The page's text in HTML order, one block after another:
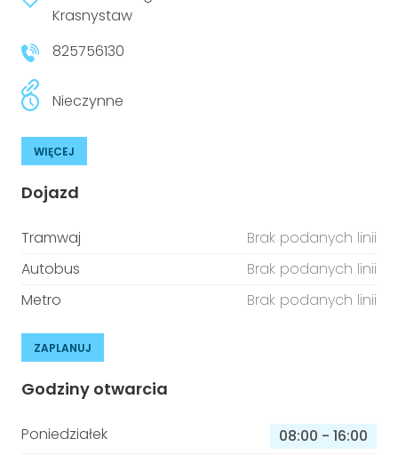
niepełnosprawnościami
Prawo
Prawa osób z niepełnosprawnościami
Aktualności
Urządzenia IoT
Krasnystaw
825756130
Nieczynne
WIĘCEJ
Dojazd
Tramwaj
Brak podanych linii
Autobus
Brak podanych linii
Metro
Brak podanych linii
ZAPLANUJ
Godziny otwarcia
Poniedziałek 08:00 - 16:00